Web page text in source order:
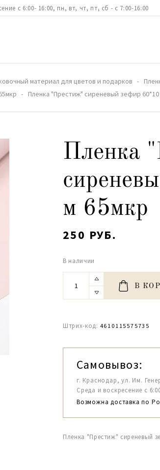
с 6:00- 16:00, пн, вт, чт, пт, сб - с 7:00-16:00
материал для цветов и подарков
Пленка "Престиж" сиреневый зефир 60*10
Пленка
м 65мкр
250 РУБ.
В наличии
В
Штрих-код: 4610115575735
Самовывоз:
г. Краснодар, ул. Им.
Среда и воскресение с
Возможна доставка по
Пленка "Престиж" сиреневый